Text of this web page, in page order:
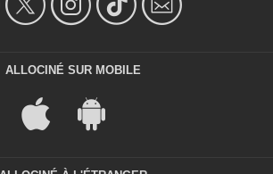
ALLOCINÉ SUR MOBILE